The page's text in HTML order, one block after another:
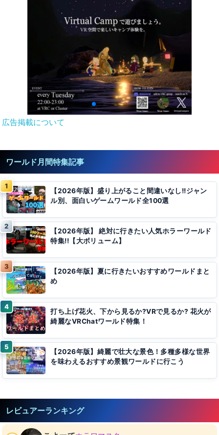
広告掲載について
ワールド月間特集記事
【2026年版】盛り上がること間違いなし!!ジャン
ル別、面白いゲームワールド全100選
【2026年版】 絶対に行きたい人気ホラーワールド
特集!!【大ボリューム】
【2026年版】夏に行きたいおすすめワールドまと
め
打ち上げ花火、下から見るか?VRで見るか? 花火が
綺麗なVRChatワールド特集！
【2026年版】綺麗で壮大な景色！多種多様な世界
を味わえるおすすめ景観ワールドに行こう
レビュアーランキング